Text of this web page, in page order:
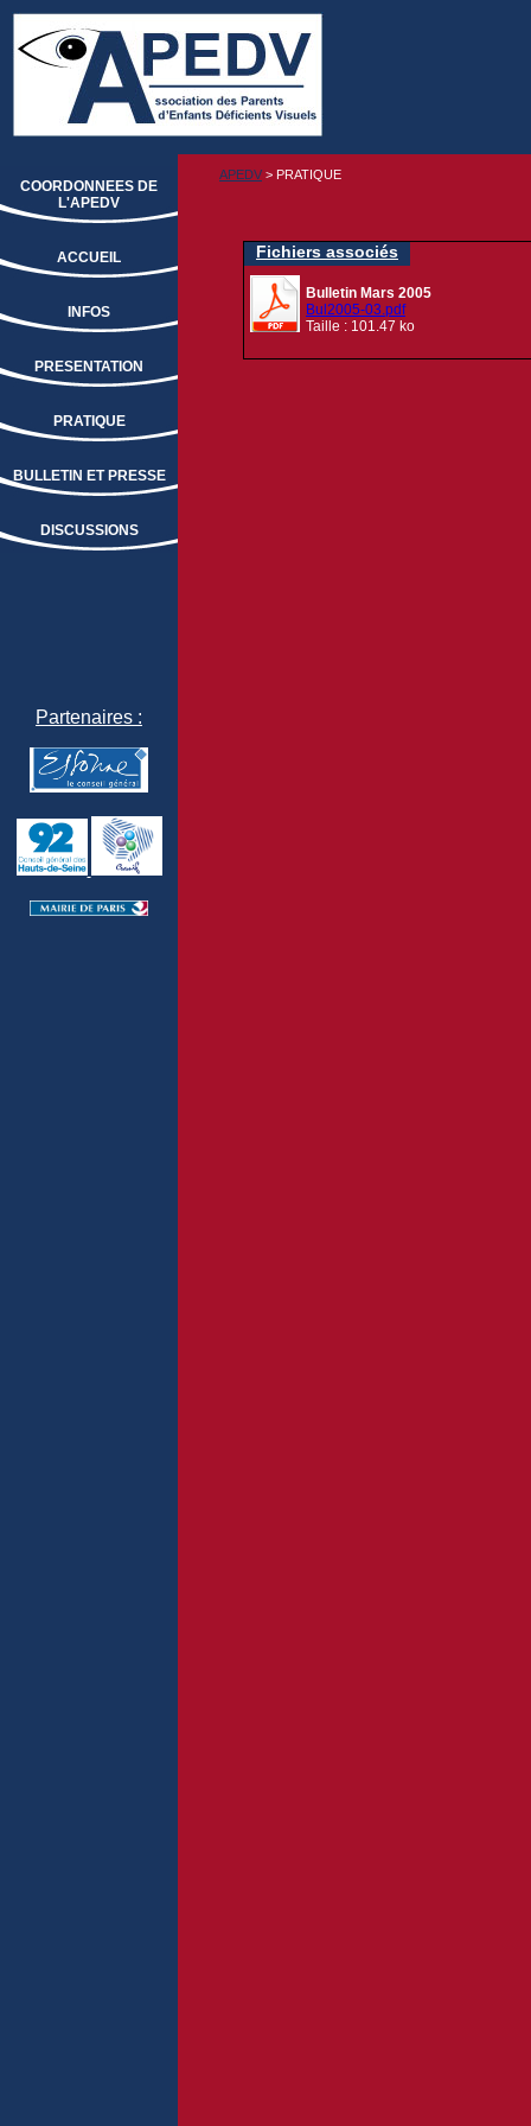
COORDONNEES DE
L'APEDV
ACCUEIL
INFOS
PRESENTATION
PRATIQUE
BULLETIN ET PRESSE
DISCUSSIONS
Partenaires :
APEDV > PRATIQUE
Fichiers associés
Bulletin Mars 2005
Bul2005-03.pdf
Taille : 101.47 ko